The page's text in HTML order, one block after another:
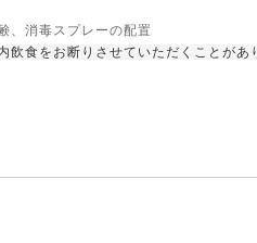
、消毒スプレーの配置
飲食をお断りさせていただくことがあ